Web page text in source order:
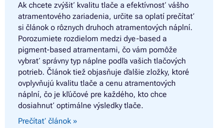
Ak chcete zvýšiť kvalitu tlače a efektívnosť vášho
atramentového zariadenia, určite sa oplatí prečítať
si článok o rôznych druhoch atramentových náplní.
Porozumiete rozdielom medzi dye-based a
pigment-based atramentami, čo vám pomôže
vybrať správny typ náplne podľa vašich tlačových
potrieb. Článok tiež objasňuje ďalšie zložky, ktoré
ovplyvňujú kvalitu tlače a cenu atramentových
náplní, čo je kľúčové pre každého, kto chce
dosiahnuť optimálne výsledky tlače.
Prečítať článok »